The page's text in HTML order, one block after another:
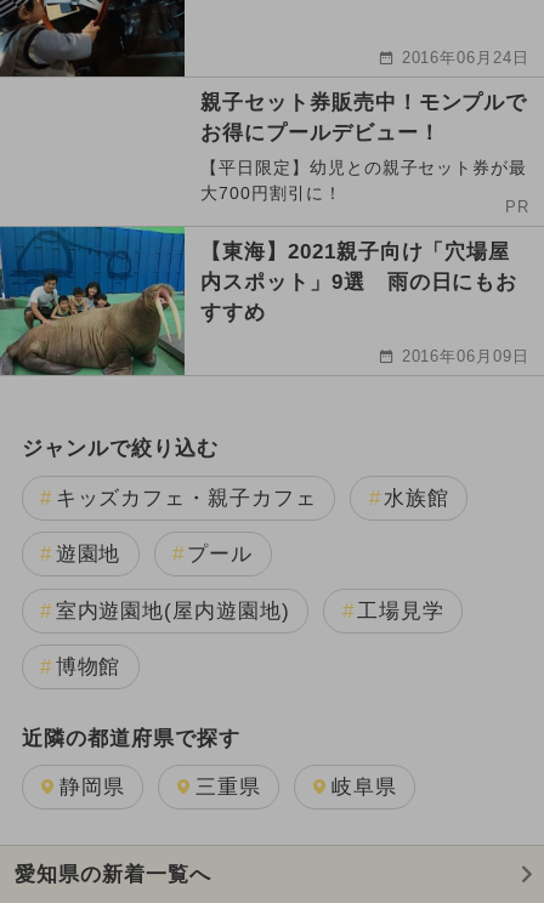
2016年06月24日
親子セット券販売中！モンプルで
お得にプールデビュー！
【平日限定】幼児との親子セット券が最
大700円割引に！
PR
【東海】2021親子向け「穴場屋
内スポット」9選 雨の日にもお
すすめ
2016年06月09日
ジャンルで絞り込む
キッズカフェ・親子カフェ 水族館
遊園地 プール
室内遊園地(屋内遊園地) 工場見学
博物館
近隣の都道府県で探す
静岡県 三重県 岐阜県
愛知県の新着一覧へ